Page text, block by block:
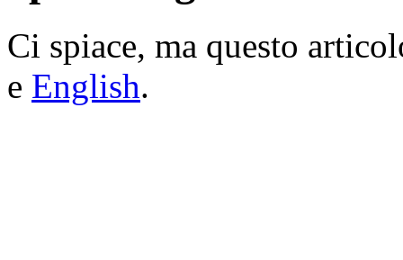
Ci spiace, ma questo
e English.